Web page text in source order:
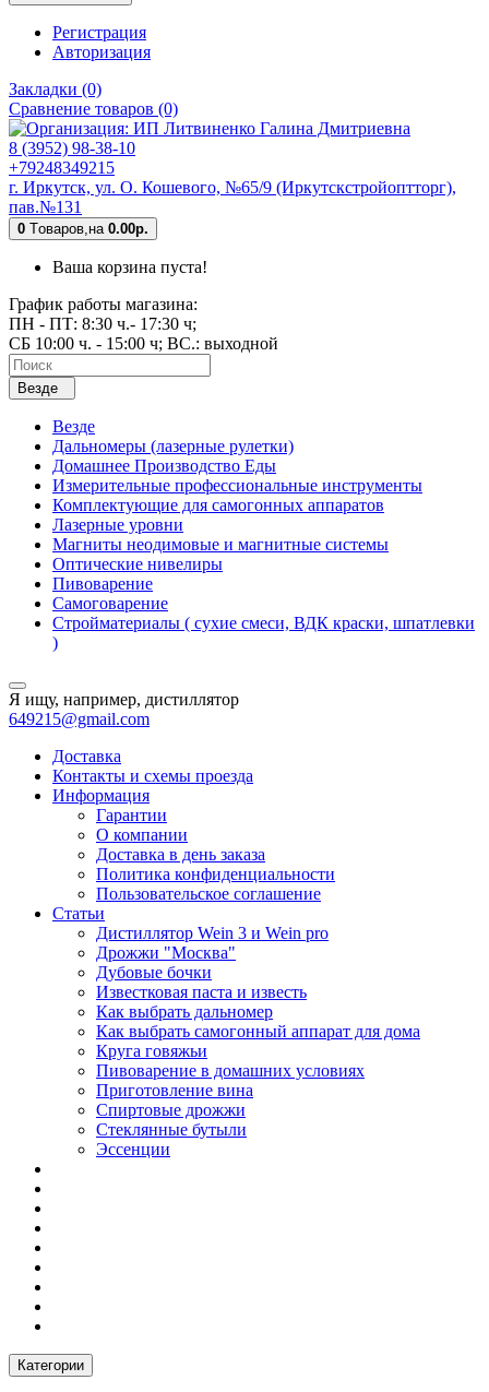
Регистрация
Авторизация
Закладки (0)
Сравнение товаров (0)
8 (3952) 98-38-10
+79248349215
г. Иркутск, ул. О. Кошевого, №65/9 (Иркутскстройоптторг),
пав.№131
0 Tоваров, на 0.00р.
Ваша корзина пуста!
График работы магазина:
ПН - ПТ: 8:30 ч.- 17:30 ч;
СБ 10:00 ч. - 15:00 ч; ВС.: выходной
Везде
Везде
Дальномеры (лазерные рулетки)
Домашнее Производство Еды
Измерительные профессиональные инструменты
Комплектующие для самогонных аппаратов
Лазерные уровни
Магниты неодимовые и магнитные системы
Оптические нивелиры
Пивоварение
Самоговарение
Стройматериалы ( сухие смеси, ВДК краски, шпатлевки
)
Я ищу, например, дистиллятор
649215@gmail.com
Доставка
Контакты и схемы проезда
Информация
Гарантии
О компании
Доставка в день заказа
Политика конфиденциальности
Пользовательское соглашение
Статьи
Дистиллятор Wein 3 и Wein pro
Дрожжи "Москва"
Дубовые бочки
Известковая паста и известь
Как выбрать дальномер
Как выбрать самогонный аппарат для дома
Круга говяжьи
Пивоварение в домашних условиях
Приготовление вина
Спиртовые дрожжи
Стеклянные бутыли
Эссенции
Категории